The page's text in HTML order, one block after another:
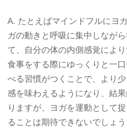
A. たとえばマインドフルにヨ
ガの動きと呼吸に集中しなが
て、自分の体の内側感覚により
食事をする際にゆっくりと一
べる習慣がつくことで、より
感を味わえるようになり、結
りますが、ヨガを運動として
ることは期待できないでしょう